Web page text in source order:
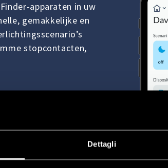
Dettagli
apparaten in uw
gemakkelijke en
stopcontacten,